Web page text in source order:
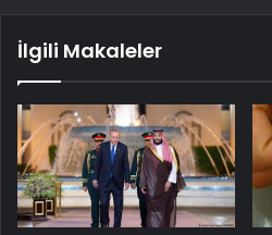
İlgili Makaleler